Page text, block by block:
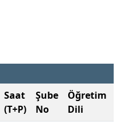
Saat
(T+P)
Şube
No
Öğretim
Dili